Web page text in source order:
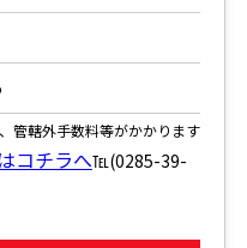
管轄外手数料等がかかります
コチラへ℡(0285-39-